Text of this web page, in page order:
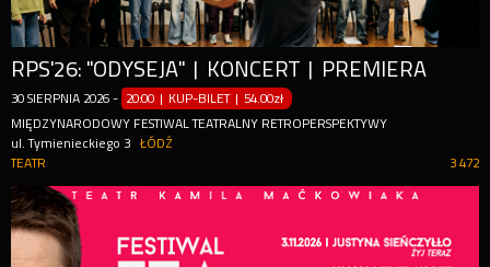
RPS'26: "ODYSEJA" | KONCERT | PREMIERA
30 SIERPNIA 2026 - 20:00 | KUP-BILET | 54.00zł
MIĘDZYNARODOWY FESTIWAL TEATRALNY RETROPERSPEKTYWY
ul. Tymienieckiego 3
ŁÓDŹ
3 472
TEATR